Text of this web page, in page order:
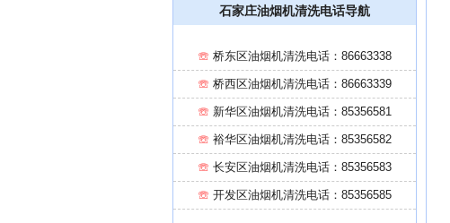
石家庄油烟机清洗电话导航
☏ 桥东区油烟机清洗电话：86663338
☏ 桥西区油烟机清洗电话：86663339
☏ 新华区油烟机清洗电话：85356581
☏ 裕华区油烟机清洗电话：85356582
☏ 长安区油烟机清洗电话：85356583
☏ 开发区油烟机清洗电话：85356585